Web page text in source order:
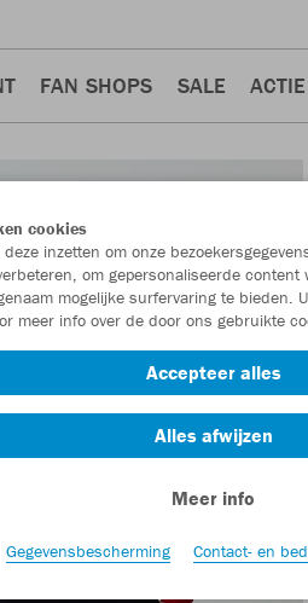
FAN SHOPS SALE ACTIE
cookies
inzetten om onze
om gepersonaliseerde content
mogelijke surfervaring te bieden.
meer info over de door ons gebruikte
Accepteer alles
Alles afwijzen
Meer info
Gegevensbescherming Contact- en